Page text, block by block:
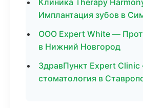
Клиника Therapy
Имплантация зубов в
ООО Expert White —
в Нижний Новгород
ЗдравПункт Expert
стоматология в